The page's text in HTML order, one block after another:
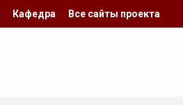
Кафедра Все сайты проекта